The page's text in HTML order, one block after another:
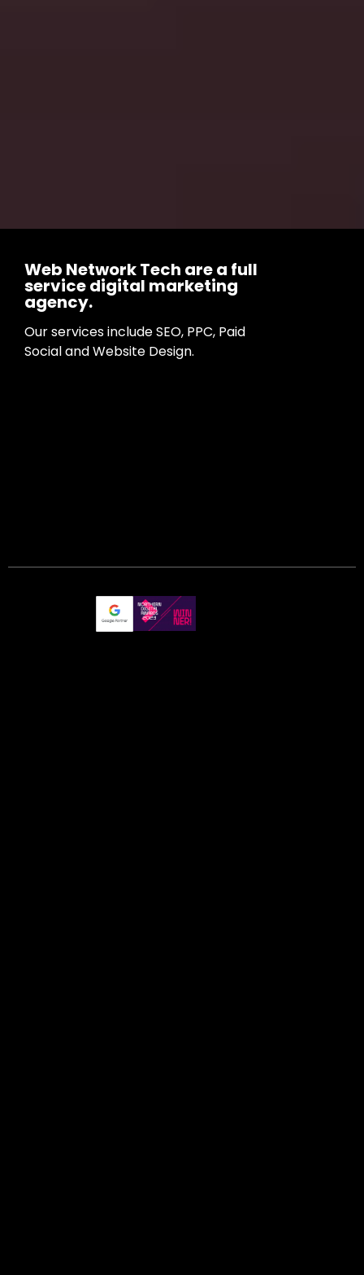
Web Network Tech are a full
service digital marketing
agency.
Our services include SEO, PPC, Paid
Social and Website Design.